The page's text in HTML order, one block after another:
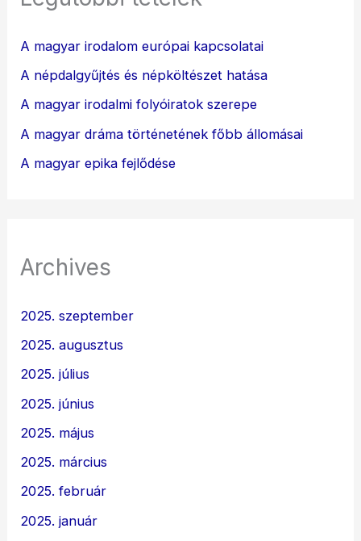
A magyar irodalom európai kapcsolatai
A népdalgyűjtés és népköltészet hatása
A magyar irodalmi folyóiratok szerepe
A magyar dráma történetének főbb állomásai
A magyar epika fejlődése
Archives
2025. szeptember
2025. augusztus
2025. július
2025. június
2025. május
2025. március
2025. február
2025. január